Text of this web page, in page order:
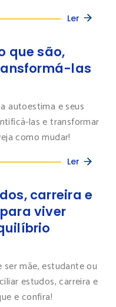
Ler
que são,
las
autoestima e seus
las e transformar
como mudar!
Ler
carreira e
viver
mãe, estudante ou
estudos, carreira e
e confira!